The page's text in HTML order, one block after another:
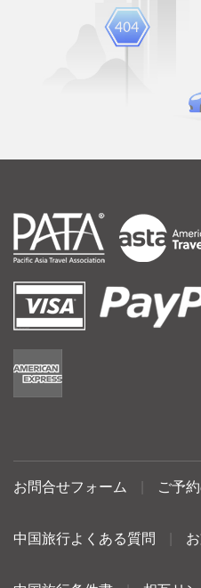
お問合せフォーム ご予
中国旅行よくある質問